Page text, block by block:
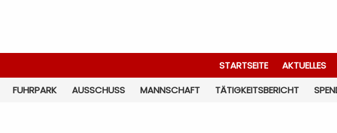
STARTSEITE AKTUELLES
FUHRPARK
AUSSCHUSS MANNSCHAFT TÄTIGKEITSBERICHT